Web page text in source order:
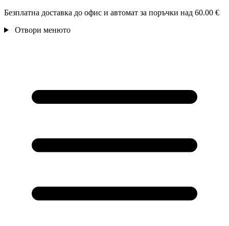
Безплатна доставка до офис и автомат за поръчки над 60.00 €
Отвори менюто